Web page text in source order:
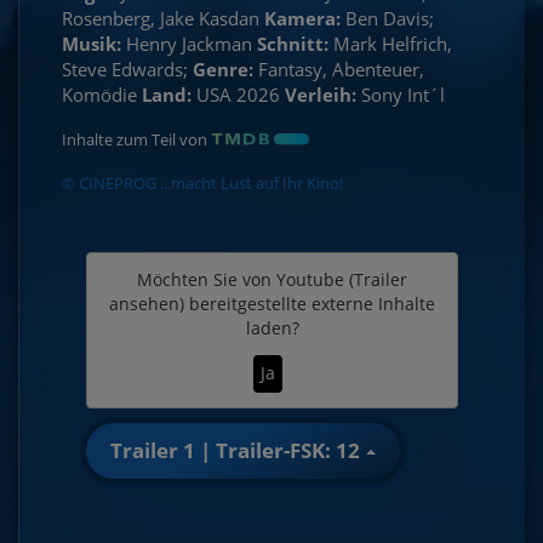
Rosenberg, Jake Kasdan Kamera: Ben Davis;
Musik: Henry Jackman Schnitt: Mark Helfrich,
Steve Edwards; Genre: Fantasy, Abenteuer,
Komödie Land: USA 2026 Verleih: Sony Int´l
Inhalte zum Teil von
© CINEPROG ...macht Lust auf Ihr Kino!
Möchten Sie von Youtube (Trailer
ansehen) bereitgestellte externe Inhalte
laden?
Ja
Trailer 1 | Trailer-FSK: 12